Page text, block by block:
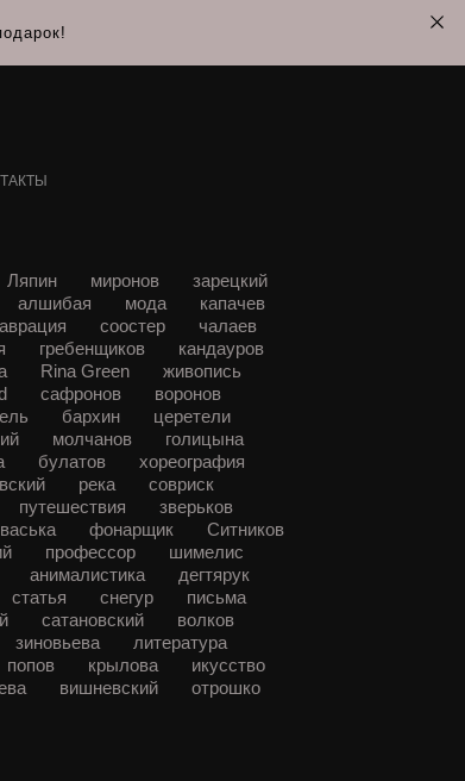
Ляпин миронов
зарецкий
алшибая мода
капачев
соостер
чалаев
гребенщиков
кандауров
Rina Green
живопись
сафронов
воронов
бархин
церетели
молчанов
голицына
булатов
хореография
река
совриск
путешествия
зверьков
васька фонарщик
Ситников
профессор
шимелис
анималистика
дегтярук
статья снегур
письма
сатановский
волков
зиновьева
литература
попов крылова
икусство
вишневский
отрошко